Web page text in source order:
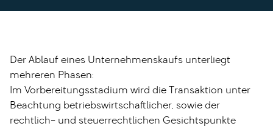
Der Ablauf eines Unternehmenskaufs unterliegt
mehreren Phasen:
Im Vorbereitungsstadium wird die Transaktion unter
Beachtung betriebswirtschaftlicher, sowie der
rechtlich- und steuerrechtlichen Gesichtspunkte